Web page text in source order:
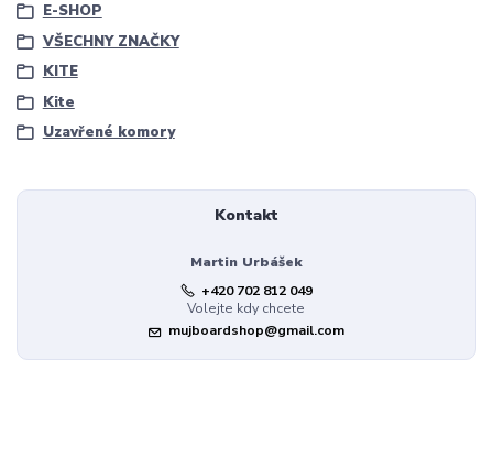
E-SHOP
VŠECHNY ZNAČKY
KITE
Kite
Uzavřené komory
Kontakt
Martin Urbášek
+420 702 812 049
Volejte kdy chcete
mujboardshop@gmail.com